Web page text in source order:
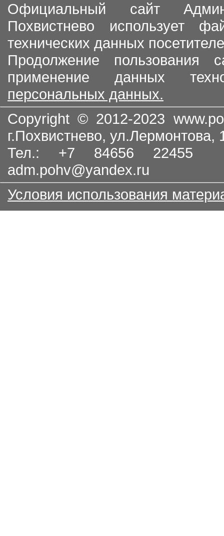
Официальный сайт
Похвистнево использует
технических данных
Продолжение пользования
применение данных
персональных данных.
Copyright © 2012-2023
г.Похвистнево, ул.Лермонтова,
Тел.: +7 84656
adm.pohv@yandex.ru
Условия использования